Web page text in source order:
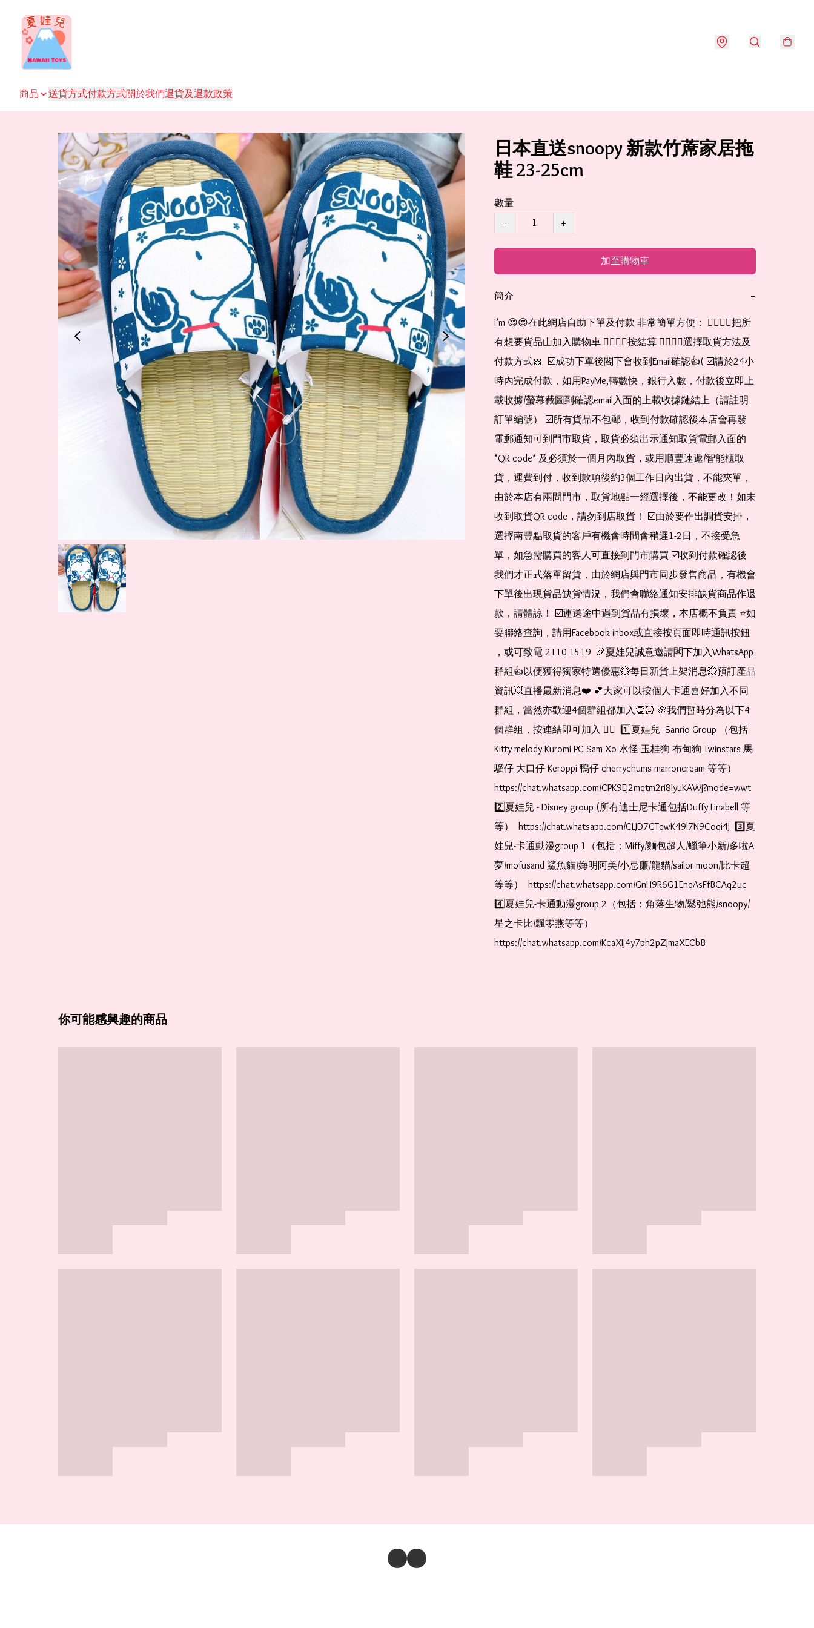
商品 送貨方式付款方式關於我們退貨及退款政策
日本直送snoopy 新款竹蓆家居拖
鞋 23-25cm
數量
−
+
加至購物車
簡介 −
I’m 😍😍在此網店自助下單及付款 非常簡單方便： 👉🏻👉🏻把所
有想要貨品山加入購物車 👉🏻👉🏻按結算 👉🏻👉🏻選擇取貨方法及
付款方式🎀  ☑️成功下單後閣下會收到Email確認👍( ☑️請於24小
時內完成付款，如用PayMe,轉數快，銀行入數，付款後立即上
載收據/螢幕截圖到確認email入面的上載收據鏈結上（請註明
訂單編號） ☑️所有貨品不包郵，收到付款確認後本店會再發
電郵通知可到門市取貨，取貨必須出示通知取貨電郵入面的
*QR code* 及必須於一個月內取貨，或用順豐速遞/智能櫃取
貨，運費到付，收到款項後約3個工作日內出貨，不能夾單，
由於本店有兩間門市，取貨地點一經選擇後，不能更改！如未
收到取貨QR code，請勿到店取貨！ ☑️由於要作出調貨安排，
選擇南豐點取貨的客戶有機會時間會稍遲1-2日，不接受急
單，如急需購買的客人可直接到門市購買 ☑️收到付款確認後
我們才正式落單留貨，由於網店與門市同步發售商品，有機會
下單後出現貨品缺貨情況，我們會聯絡通知安排缺貨商品作退
款，請體諒！ ☑️運送途中遇到貨品有損壞，本店概不負責 ⭐️如
要聯絡查詢，請用Facebook inbox或直接按頁面即時通訊按鈕
，或可致電 2110 1519  🎉夏娃兒誠意邀請閣下加入WhatsApp
群組👍以便獲得獨家特選優惠💥每日新貨上架消息💥預訂產品
資訊💥直播最新消息❤️ 💕大家可以按個人卡通喜好加入不同
群組，當然亦歡迎4個群組都加入👏🏻 🌸我們暫時分為以下4
個群組，按連結即可加入 👇🏻  1️⃣夏娃兒 -Sanrio Group （包括
Kitty melody Kuromi PC Sam Xo 水怪 玉桂狗 布甸狗 Twinstars 馬
騮仔 大口仔 Keroppi 鴨仔 cherrychums marroncream 等等）
https://chat.whatsapp.com/CPK9Ej2mqtm2ri8IyuKAWj?mode=wwt
2️⃣夏娃兒 - Disney group (所有迪士尼卡通包括Duffy Linabell 等
等）  https://chat.whatsapp.com/CLJD7GTqwK49l7N9Coqi4J  3️⃣夏
娃兒-卡通動漫group 1（包括：Miffy/麵包超人/蠟筆小新/多啦A
夢/mofusand 鯊魚貓/娒明阿美/小忌廉/龍貓/sailor moon/比卡超
等等）  https://chat.whatsapp.com/GnH9R6G1EnqAsFfBCAq2uc
4️⃣夏娃兒-卡通動漫group 2（包括：角落生物/鬆弛熊/snoopy/
星之卡比/飄零燕等等）
https://chat.whatsapp.com/KcaXIj4y7ph2pZJmaXECbB
你可能感興趣的商品